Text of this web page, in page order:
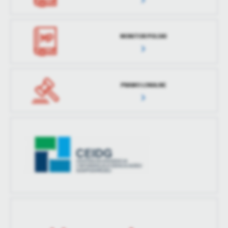
treści w postaci wiadomości, ofert, komunikatów mediów
MONITOR POLSKI
PRAWO LOKALNE